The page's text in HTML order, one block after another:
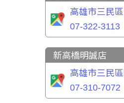
高雄市三民
07-322-3113
新高橋明誠店
高雄市三民
07-310-7072